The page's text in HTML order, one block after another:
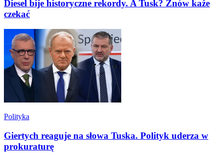
Diesel bije historyczne rekordy. A Tusk? Znów każe
czekać
Polityka
Giertych reaguje na słowa Tuska. Polityk uderza w
prokuraturę